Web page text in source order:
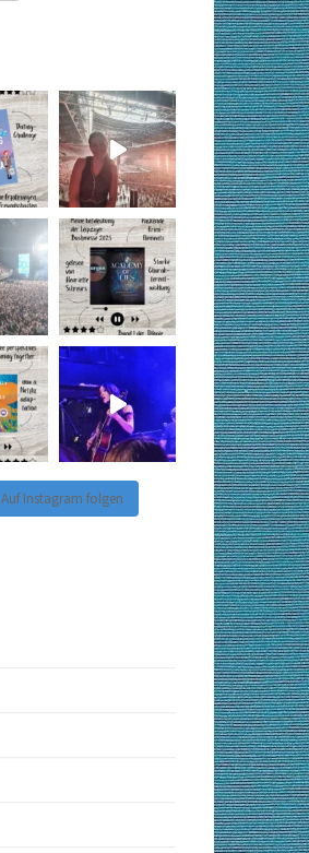
Auf Instagram folgen